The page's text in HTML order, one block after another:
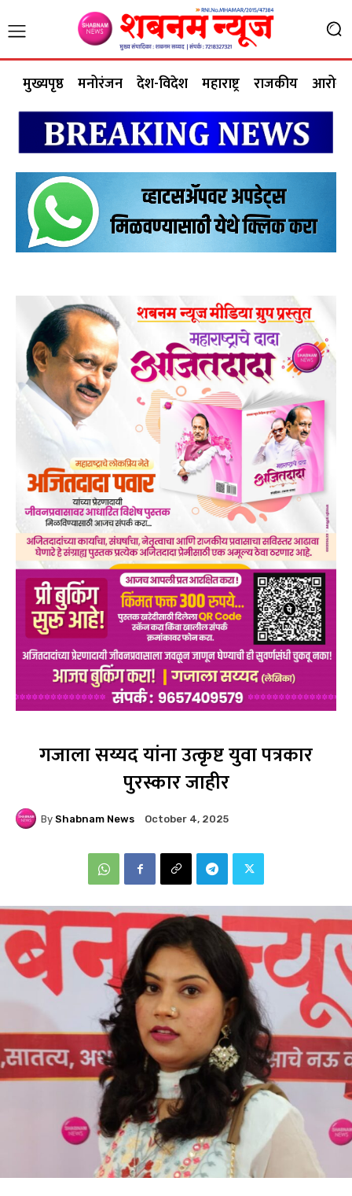
मुख्यपृष्ठ मनोरंजन देश-विदेश महाराष्ट्र राजकीय आरोग्य
गजाला सय्यद यांना उत्कृष्ट युवा पत्रकार
पुरस्कार जाहीर
By Shabnam News October 4, 2025